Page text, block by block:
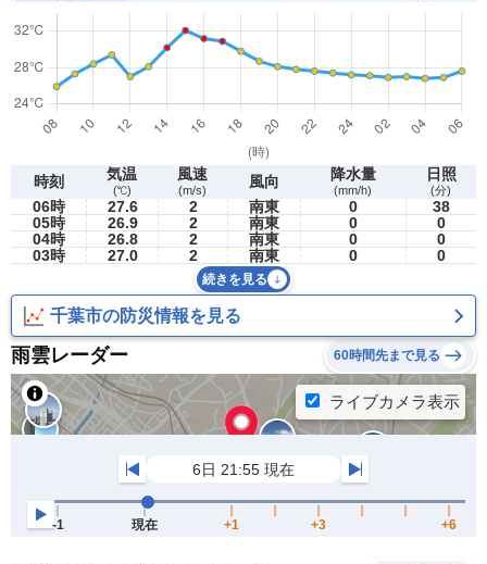
時刻 気温
(℃)
風速
(m/s) 風向 降水量
(mm/h)
日照
(分)
06時 27.6 2 南東 0
38
05時
26.9 2 南東 0
0
04時
26.8 2 南東 0
0
03時
27.0 2 南東 0 0
続きを見る
千葉市の防災情報を見る
雨雲レーダー 60時間先まで見る